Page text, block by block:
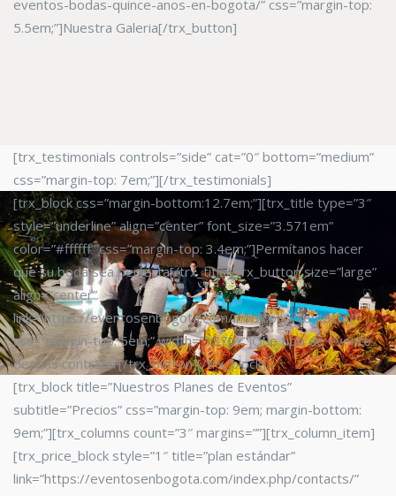
eventos-bodas-quince-anos-en-bogota/” css=”margin-top:
5.5em;”]Nuestra Galeria[/trx_button]
[trx_testimonials controls=”side” cat=”0″ bottom=”medium”
css=”margin-top: 7em;”][/trx_testimonials]
[trx_block css=”margin-bottom:12.7em;”][trx_title type=”3″
style=”underline” align=”center” font_size=”3.571em”
color=”#ffffff” css=”margin-top: 3.4em;”]Permítanos hacer
que su boda sea perfecta[/trx_title][trx_button size=”large”
align=”center”
link=”https://eventosenbogota.com/index.php/contacts/”
css=”margin-top: 5em;” width=”137px”]Que tipo de evento
deseas contratar[/trx_button][/trx_block]
[trx_block title=”Nuestros Planes de Eventos”
subtitle=”Precios” css=”margin-top: 9em; margin-bottom:
9em;”][trx_columns count=”3″ margins=””][trx_column_item]
[trx_price_block style=”1″ title=”plan estándar”
link=”https://eventosenbogota.com/index.php/contacts/”